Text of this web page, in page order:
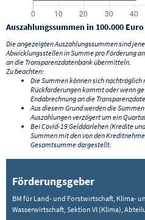
Auszahlungssummen in 100.000
Die angezeigten Auszahlungssummen sind
Abwicklungsstellen in Summe pro Förderung
an die Transparenzdatenbank übermitteln.
Zu beachten:
Die Summen können sich nachträglich
Rückforderungen kommt oder wenn
Endabrechnung an die
Aus diesem Grund werden die
Auszahlungen verzögert um ein
Bei Covid-19 Gelddarlehen (Kredite
Summen mit den von den
Gesamtsumme dargestellt.
Förderungsgeber
BM für Land- und Forstwirtschaft, Klima-
Wasserwirtschaft, Sektion VI (Klima),